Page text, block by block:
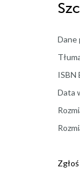
Dane
ISBN
Data